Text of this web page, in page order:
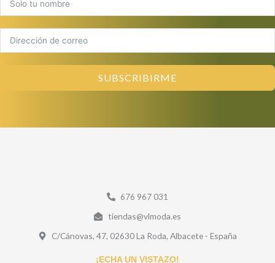
SUBSCRIBIRME
676 967 031
tiendas@vlmoda.es
C/Cánovas, 47, 02630 La Roda, Albacete - España
¡ECHA UN VISTAZO!